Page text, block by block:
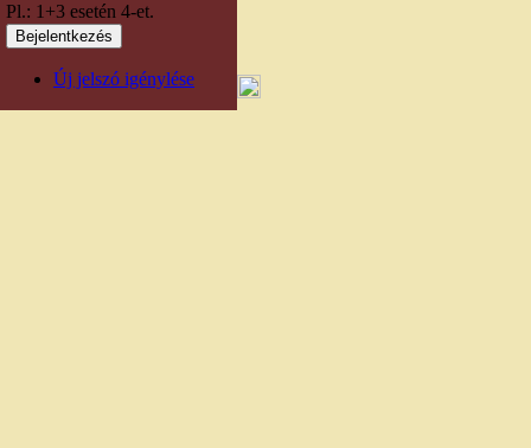
Pl.: 1+3 esetén 4-et.
Új jelszó igénylése